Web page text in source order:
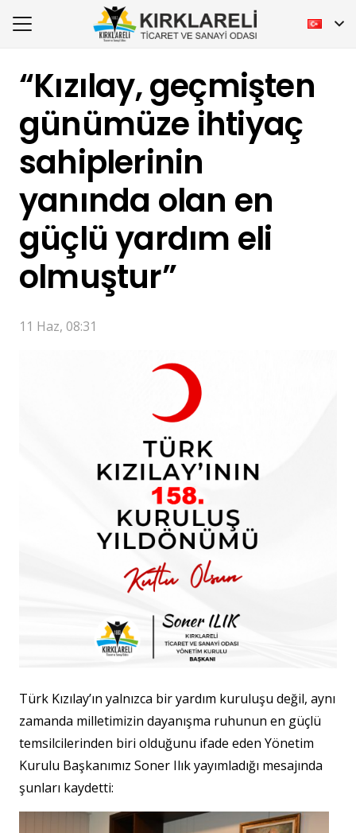
“Kızılay, geçmişten
günümüze ihtiyaç
sahiplerinin
yanında olan en
güçlü yardım eli
olmuştur”
11 Haz, 08:31
Türk Kızılay’ın yalnızca bir yardım kuruluşu değil, aynı
zamanda milletimizin dayanışma ruhunun en güçlü
temsilcilerinden biri olduğunu ifade eden Yönetim
Kurulu Başkanımız Soner Ilık yayımladığı mesajında
şunları kaydetti: